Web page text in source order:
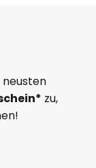
neusten
zu,